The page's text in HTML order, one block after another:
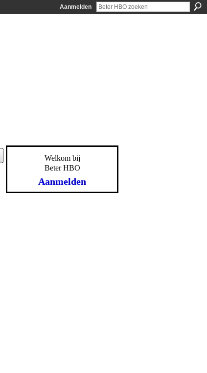
Aanmelden
Welkom bij
Beter HBO
Aanmelden